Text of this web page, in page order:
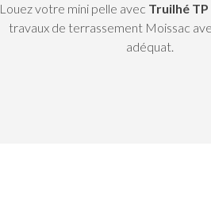
Louez votre mini pelle avec Truilhé TP
travaux de terrassement Moissac
adéquat.